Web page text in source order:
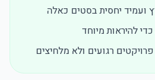
להיראות מיוחד
רגועים ולא מלחיצים